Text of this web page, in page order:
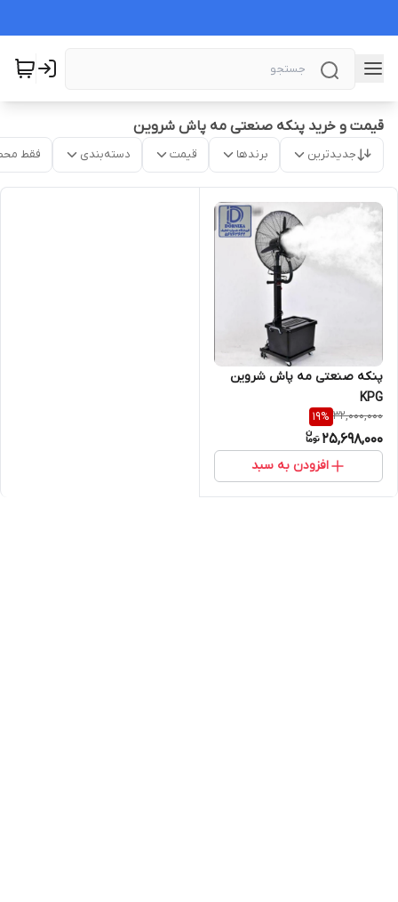
قیمت و خرید پنکه صنعتی مه پاش شروین
جدیدترین برندها قیمت دسته‌بندی فقط
پنکه صنعتی مه پاش شروین
KPG
32,000,000
19%
25,698,000
افزودن به سبد